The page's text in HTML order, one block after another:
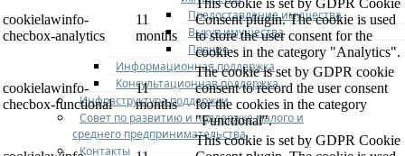
Предоставление имущества
Выкуп имущества
Прочие
Информационная поддержка
Консультационная поддержка
Инфраструктура поддержки
Совет по развитию и поддержке малого и
среднего предпринимательства
Контакты
cookielawinfo-
checbox-analytics
11
months
This cookie is set by GDPR Cookie
Consent plugin. The cookie is used
to store the user consent for the
cookies in the category "Analytics".
cookielawinfo-
checbox-functional
11
months
The cookie is set by GDPR cookie
consent to record the user consent
for the cookies in the category
"Functional".
This cookie is set by GDPR Cookie